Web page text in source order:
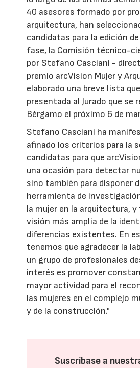
40 asesores formado por
arquitectura, han
candidatas para la edición
fase, la Comisión técnico-
por Stefano Casciani -
premio arcVision Mujer y
elaborado una breve lista
presentada al Jurado que se
Bérgamo el próximo 6 de
Stefano Casciani ha
afinado los criterios para la
candidatas para que
una ocasión para detectar
sino también para disponer
herramienta de
la mujer en la arquitectura, y
visión más amplia de la
diferencias existentes. En
tenemos que agradecer la
un grupo de profesionales
interés es promover
mayor actividad para el
las mujeres en el complejo
y de la construcción."
Suscríbase a